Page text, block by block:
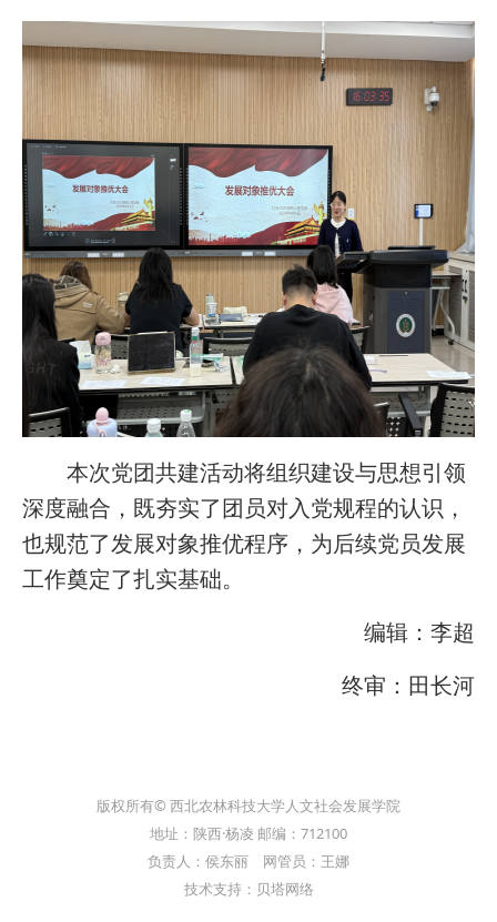
本次党团共建活动将组织建设与思想引领
深度融合，既夯实了团员对入党规程的认识，
也规范了发展对象推优程序，为后续党员发展
工作奠定了扎实基础。
编辑：李超
终审：田长河
版权所有© 西北农林科技大学人文社会发展学院
地址：陕西·杨凌 邮编：712100
负责人：侯东丽 网管员：王娜
技术支持：贝塔网络